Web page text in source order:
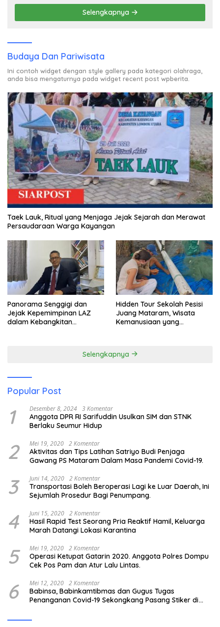
Selengkapnya
Budaya Dan Pariwisata
Ini contoh widget dengan style gallery pada kategori olahraga,
anda bisa mengaturnya pada widget recent post wpberita.
Taek Lauk, Ritual yang Menjaga Jejak Sejarah dan Merawat
Persaudaraan Warga Kayangan
Panorama Senggigi dan
Jejak Kepemimpinan LAZ
dalam Kebangkitan
Hidden Tour Sekolah Pesisi
Juang Mataram, Wisata
Kemanusiaan yang
Selengkapnya
Popular Post
1 Desember 8, 2024 3 Komentar
Anggota DPR RI Sarifuddin Usulkan SIM dan STNK
Berlaku Seumur Hidup
2 Mei 19, 2020 2 Komentar
Aktivitas dan Tips Latihan Satriyo Budi Penjaga
Gawang PS Mataram Dalam Masa Pandemi Covid-19.
3 Juni 14, 2020 2 Komentar
Transportasi Boleh Beroperasi Lagi ke Luar Daerah, Ini
Sejumlah Prosedur Bagi Penumpang.
4 Juni 15, 2020 2 Komentar
Hasil Rapid Test Seorang Pria Reaktif Hamil, Keluarga
Marah Datangi Lokasi Karantina
5 Mei 19, 2020 2 Komentar
Operasi Ketupat Gatarin 2020. Anggota Polres Dompu
Cek Pos Pam dan Atur Lalu Lintas.
6 Mei 12, 2020 2 Komentar
Babinsa, Babinkamtibmas dan Gugus Tugas
Penanganan Covid-19 Sekongkang Pasang Stiker di